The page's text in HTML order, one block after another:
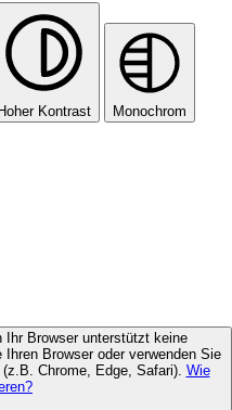
Hoher Kontrast Monochrom
Ihr Browser unterstützt keine
Browser oder verwenden Sie
Chrome, Edge, Safari). Wie